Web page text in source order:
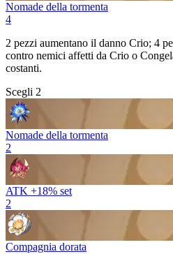
Nomade della tormenta
4
2 pezzi aumentano il danno Crio; 4
contro nemici affetti da Crio o
costanti.
Scegli 2
Nomade della tormenta
2
ATK +18% set
2
Compagnia dorata